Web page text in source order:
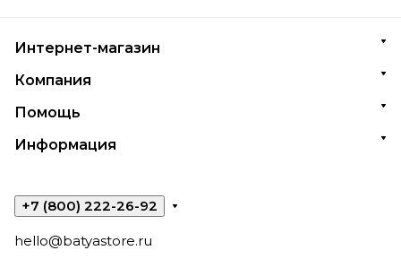
Интернет-магазин
Компания
Помощь
Информация
+7 (800) 222-26-92
hello@batyastore.ru